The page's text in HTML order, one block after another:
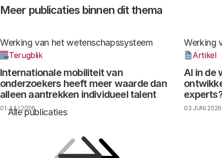
Meer publicaties binnen dit thema
Alle publicaties
Internationale mobiliteit van
onderzoekers heeft meer waarde dan
alleen aantrekken individueel talent
Werking van het wetenschapssysteem
Terugblik
01 JULI 2026
AI in de
Werking
Artikel
03 JUNI 2026